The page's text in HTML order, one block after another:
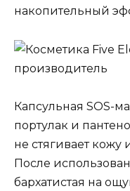
накопительный
Капсульная SOS-
портулак и
не стягивает кожу
После
бархатистая на